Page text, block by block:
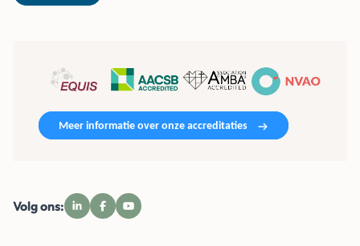
Meer informatie over onze accreditaties
Volg ons: